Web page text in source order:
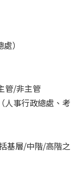
）
管/非主管
事行政總處、考
基層/中階/高階之